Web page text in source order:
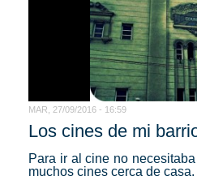
MAR, 27/09/2016 - 16:59
Los cines de mi
Para ir al cine no
muchos cines cerca de